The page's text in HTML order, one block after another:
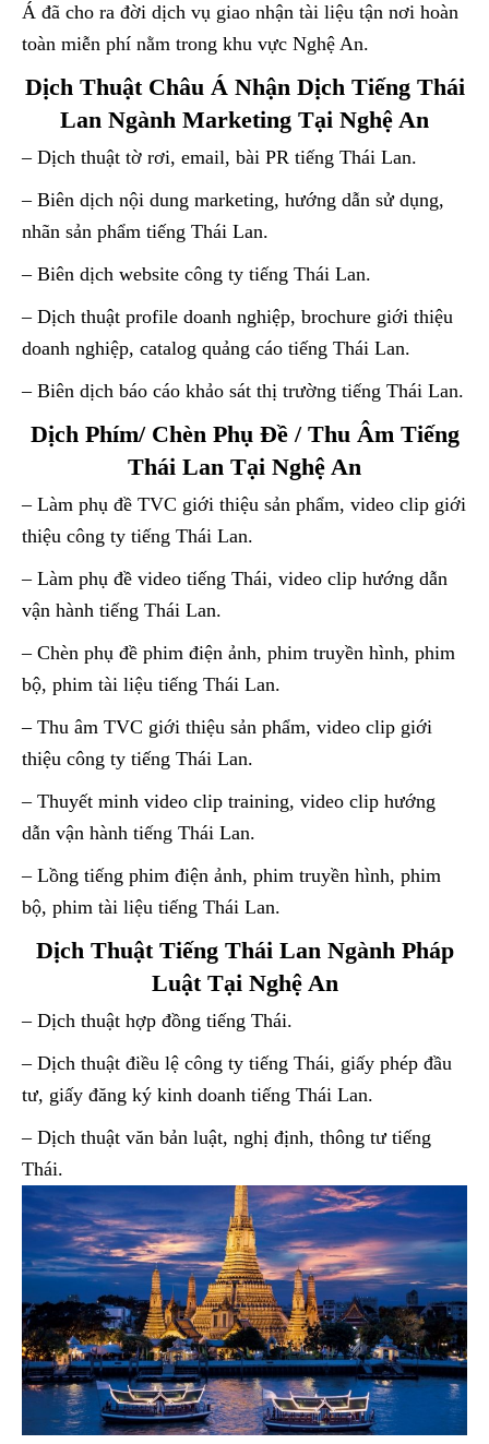
Á đã cho ra đời dịch vụ giao nhận tài liệu tận nơi hoàn
toàn miễn phí nằm trong khu vực Nghệ An.
Dịch Thuật Châu Á Nhận Dịch Tiếng Thái
Lan Ngành Marketing Tại Nghệ An
– Dịch thuật tờ rơi, email, bài PR tiếng Thái Lan.
– Biên dịch nội dung marketing, hướng dẫn sử dụng,
nhãn sản phẩm tiếng Thái Lan.
– Biên dịch website công ty tiếng Thái Lan.
– Dịch thuật profile doanh nghiệp, brochure giới thiệu
doanh nghiệp, catalog quảng cáo tiếng Thái Lan.
– Biên dịch báo cáo khảo sát thị trường tiếng Thái Lan.
Dịch Phím/ Chèn Phụ Đề / Thu Âm Tiếng
Thái Lan Tại Nghệ An
– Làm phụ đề TVC giới thiệu sản phẩm, video clip giới
thiệu công ty tiếng Thái Lan.
– Làm phụ đề video tiếng Thái, video clip hướng dẫn
vận hành tiếng Thái Lan.
– Chèn phụ đề phim điện ảnh, phim truyền hình, phim
bộ, phim tài liệu tiếng Thái Lan.
– Thu âm TVC giới thiệu sản phẩm, video clip giới
thiệu công ty tiếng Thái Lan.
– Thuyết minh video clip training, video clip hướng
dẫn vận hành tiếng Thái Lan.
– Lồng tiếng phim điện ảnh, phim truyền hình, phim
bộ, phim tài liệu tiếng Thái Lan.
Dịch Thuật Tiếng Thái Lan Ngành Pháp
Luật Tại Nghệ An
– Dịch thuật hợp đồng tiếng Thái.
– Dịch thuật điều lệ công ty tiếng Thái, giấy phép đầu
tư, giấy đăng ký kinh doanh tiếng Thái Lan.
– Dịch thuật văn bản luật, nghị định, thông tư tiếng
Thái.